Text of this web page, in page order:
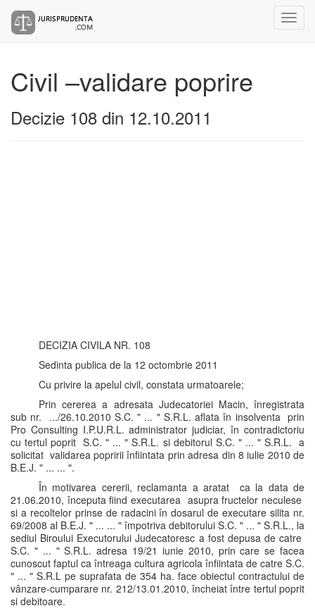
Civil –validare poprire
Decizie 108 din 12.10.2011
DECIZIA CIVILA NR. 108
Sedinta publica de la 12 octombrie 2011
Cu privire la apelul civil, constata urmatoarele;
Prin cererea a adresata Judecatoriei Macin, înregistrata
sub nr. .../26.10.2010 S.C. " ... " S.R.L. aflata în insolventa prin
Pro Consulting I.P.U.R.L. administrator judiciar, în contradictoriu
cu tertul poprit S.C. " ... " S.R.L. si debitorul S.C. " ... " S.R.L. a
solicitat validarea popririi înfiintata prin adresa din 8 iulie 2010 de
B.E.J. " ... ... ".
În motivarea cererii, reclamanta a aratat ca la data de
21.06.2010, începuta fiind executarea asupra fructelor neculese
si a recoltelor prinse de radacini în dosarul de executare silita nr.
69/2008 al B.E.J. " ... ... " împotriva debitorului S.C. " ... " S.R.L., la
sediul Biroului Executorului Judecatoresc a fost depusa de catre
S.C. " ... " S.R.L. adresa 19/21 iunie 2010, prin care se facea
cunoscut faptul ca întreaga cultura agricola înfiintata de catre S.C.
" ... " S.R.L pe suprafata de 354 ha. face obiectul contractului de
vânzare-cumparare nr. 212/13.01.2010, încheiat între tertul poprit
si debitoare.